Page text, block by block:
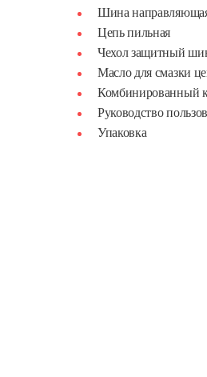
Шина
Цепь пильная
Чехол защитный
Масло для смазки
Комбинированный
Руководство
Упаковка